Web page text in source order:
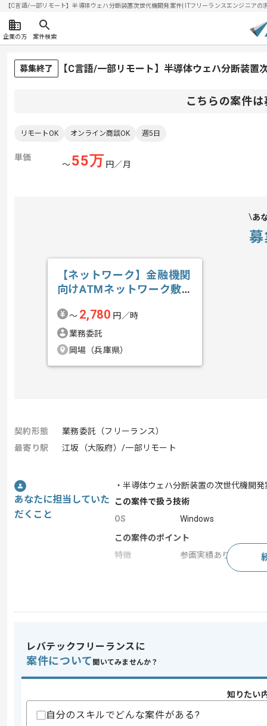
【C言語/一部リモート】半導体ウェハ分断装置次世代機開発案件| ITフリーランスエンジニア
企業の方 案件検索
募集終了 【C言語/一部リモート】半導体ウェハ分断装
こちらの案件
リモートOK オンライン商談OK 週5日
単価
〜55万 円／月
あ
【ネットワーク】金融機関
向けATMネットワーク敷
〜 2,780 円／時
業務委託
岡場（兵庫県）
契約形態
業務委託（フリーランス）
最寄り駅
江坂（大阪府）/一部リモート
あなたに担当していた
だくこと
・半導体ウェハ分断装置の次世代機開
この案件で扱う技術
OS
Windows
この案件のポイント
特徴
参画実績あり
スキル
スキルに不安がある方へ
上記に似た経験やスキルをお持ちであれば申
精算条件
有
レバテックフリーランスに
案件について 聞いてみませんか？
知りたい
自分のスキルでどんな案件がある?